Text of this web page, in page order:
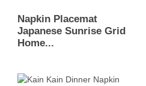
Napkin Placemat
Japanese Sunrise Grid
Home...